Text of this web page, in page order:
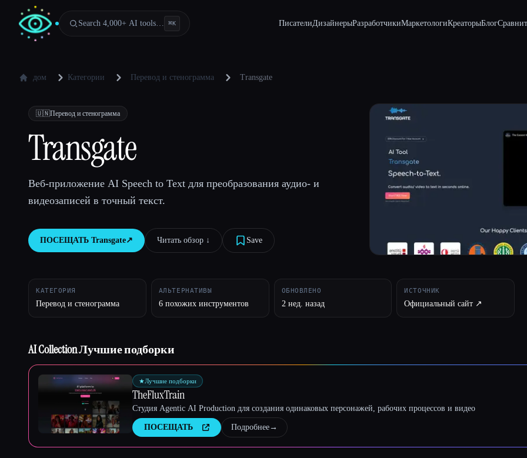
Search 4,000+ AI tools… ⌘K ПисателиДизайнерыРазработчикиМаркетологиКреаторыБлог
дом Категории Перевод и стенограмма Transgate
🇺🇳Перевод и стенограмма
Transgate
Веб-приложение AI Speech to Text для преобразования аудио- и
видеозаписей в точный текст.
ПОСЕЩАТЬ Transgate↗︎ Читать обзор ↓︎ Save
КАТЕГОРИЯ
Перевод и стенограмма
АЛЬТЕРНАТИВЫ
6 похожих инструментов
ОБНОВЛЕНО
2 нед. назад
ИСТОЧНИК
Официальный сайт ↗︎
AI Collection Лучшие подборки
★Лучшие подборки
TheFluxTrain
Студия Agentic AI Production для создания одинаковых персонажей, рабочих процессов и видео
ПОСЕЩАТЬ Подробнее→